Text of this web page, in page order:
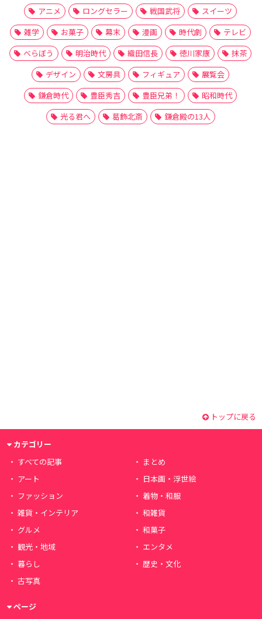
アニメ
ロングセラー 戦国武将
スイーツ
雑学
お菓子 幕末 漫画 時代劇
テレビ
べらぼう
明治時代 織田信長 徳川家康
抹茶
デザイン
文房具 フィギュア
展覧会
鎌倉時代
豊臣秀吉 豊臣兄弟！
昭和時代
光る君へ
葛飾北斎 鎌倉殿の13人
トップに戻る
カテゴリー
すべての記事
まとめ
アート
日本画・浮世絵
ファッション
着物・和服
雑貨・インテリア
和雑貨
グルメ
和菓子
観光・地域
エンタメ
暮らし
歴史・文化
古写真
ページ